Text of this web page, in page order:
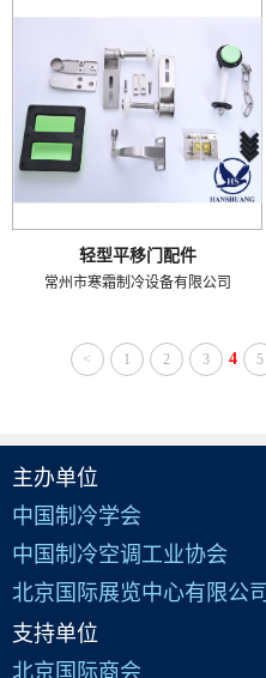
轻型平移门配件
常州市寒霜制冷设备有限公司
< 1 2 3 4 5
主办单位
中国制冷学会
中国制冷空调工业协会
北京国际展览中心有限公司
支持单位
北京国际商会